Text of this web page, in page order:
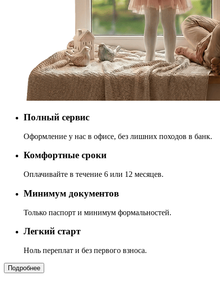
Полный сервис
Оформление у нас в офисе, без лишних походов в банк.
Комфортные сроки
Оплачивайте в течение 6 или 12 месяцев.
Минимум документов
Только паспорт и минимум формальностей.
Легкий старт
Ноль переплат и без первого взноса.
Подробнее